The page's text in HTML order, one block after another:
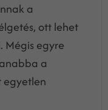
a
ott lehet
Mégis egyre
a